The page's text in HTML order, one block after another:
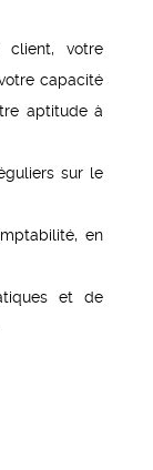
client, votre
capacité
aptitude à
sur le
en
et de